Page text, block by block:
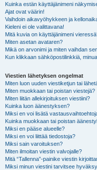
Kuinka estän käyttäjänimeni
Ajat ovat väärin!
Vaihdoin aikavyöhykkeen ja
Kieleni ei ole valittavana!
Mitä kuvia on käyttäjänimeni
Miten asetan avataren?
Mikä on arvonimi ja miten vaihdan
Kun klikkaan sähköpostilinkkiä,
Viestien lähetyksen ongelmat
Miten luon uuden viestiketjun tai
Miten muokkaan tai poistan viestejä?
Miten liitän allekirjoituksen viestiini?
Kuinka luon äänestyksen?
Miksi en voi lisätä
Kuinka muokkaan tai poistan
Miksi en pääse alueelle?
Miksi en voi liittää tiedostoja?
Miksi sain varoituksen?
Miten ilmoitan viestin valvojalle?
Mitä “Tallenna”-painike viestin
Miksi minun viestini tarvitsee